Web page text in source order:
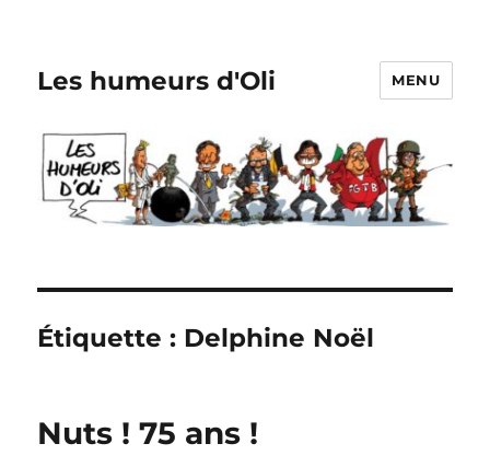
Les humeurs d'Oli MENU
Étiquette : Delphine Noël
Nuts ! 75 ans !